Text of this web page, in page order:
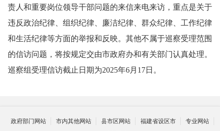
责人和重要岗位领导干部问题的来信来电来访，重点是关于
违反政治纪律、组织纪律、廉洁纪律、群众纪律、工作纪律
和生活纪律等方面的举报和反映。其他不属于巡察受理范围
的信访问题，将按规定交由市政府办和有关部门认真处理。
巡察组受理信访截止日期为2025年6月 17日。
政府部门网站 市内其他网站 县市区网站 福建省设区市
专业网站